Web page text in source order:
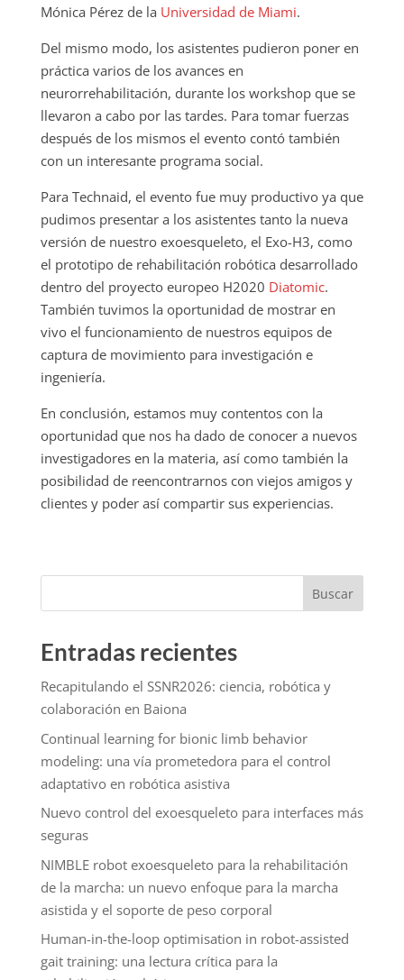
Mónica Pérez de la Universidad de Miami.
Del mismo modo, los asistentes pudieron poner en
práctica varios de los avances en
neurorrehabilitación, durante los workshop que se
llevaron a cabo por las tardes. Para tomar fuerzas
después de los mismos el evento contó también
con un interesante programa social.
Para Technaid, el evento fue muy productivo ya que
pudimos presentar a los asistentes tanto la nueva
versión de nuestro exoesqueleto, el Exo-H3, como
el prototipo de rehabilitación robótica desarrollado
dentro del proyecto europeo H2020 Diatomic.
También tuvimos la oportunidad de mostrar en
vivo el funcionamiento de nuestros equipos de
captura de movimiento para investigación e
ingeniería.
En conclusión, estamos muy contentos con la
oportunidad que nos ha dado de conocer a nuevos
investigadores en la materia, así como también la
posibilidad de reencontrarnos con viejos amigos y
clientes y poder así compartir sus experiencias.
Buscar
Entradas recientes
Recapitulando el SSNR2026: ciencia, robótica y
colaboración en Baiona
Continual learning for bionic limb behavior
modeling: una vía prometedora para el control
adaptativo en robótica asistiva
Nuevo control del exoesqueleto para interfaces más
seguras
NIMBLE robot exoesqueleto para la rehabilitación
de la marcha: un nuevo enfoque para la marcha
asistida y el soporte de peso corporal
Human-in-the-loop optimisation in robot-assisted
gait training: una lectura crítica para la